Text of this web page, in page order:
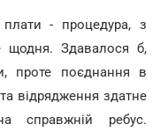
плати - процедура, з
щодня. Здавалося б,
проте поєднання в
відрядження здатне
справжній ребус.